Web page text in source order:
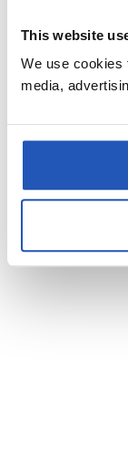
This website
We use cookies
media,